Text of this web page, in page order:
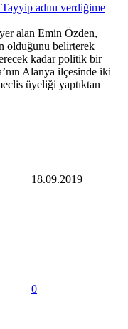
adını verdiğime
alan Emin Özden,
olduğunu belirterek
kadar politik bir
Alanya ilçesinde iki
üyeliği yaptıktan
18.09.2019
0